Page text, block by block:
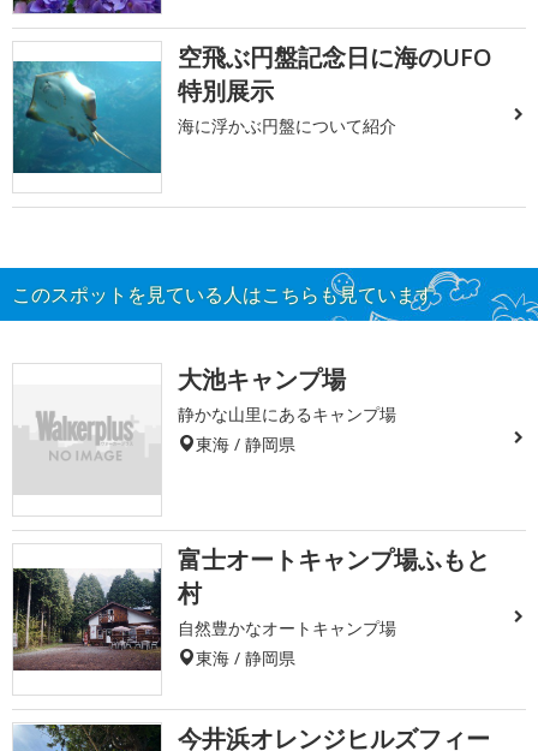
空飛ぶ円盤記念日に海のUFO
特別展示
海に浮かぶ円盤について紹介
このスポットを見ている人はこちらも見ています
大池キャンプ場
静かな山里にあるキャンプ場
東海 / 静岡県
富士オートキャンプ場ふもと
村
自然豊かなオートキャンプ場
東海 / 静岡県
今井浜オレンジヒルズフィー